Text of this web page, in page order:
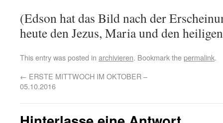
(Edson hat das Bild nach der
heute den Jezus, Maria und den
This entry was posted in archivieren. Bookmark thepermalink.
← ERSTE MITTWOCH IM OKTOBER –
05.10.2016